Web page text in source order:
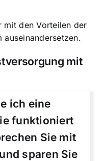
mit den Vorteilen der
auseinandersetzen.
mit
ich eine
funktioniert
Sie mit
sparen Sie